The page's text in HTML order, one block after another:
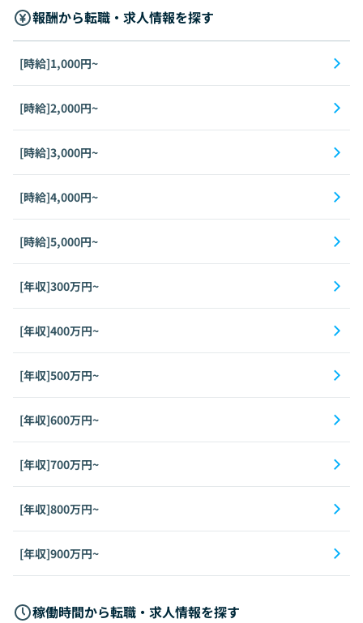
報酬から転職・求人情報を探す
[時給]1,000円~
[時給]2,000円~
[時給]3,000円~
[時給]4,000円~
[時給]5,000円~
[年収]300万円~
[年収]400万円~
[年収]500万円~
[年収]600万円~
[年収]700万円~
[年収]800万円~
[年収]900万円~
稼働時間から転職・求人情報を探す